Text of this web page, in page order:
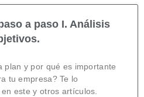
a paso I. Análisis
plan y por qué es importante
tu empresa? Te lo
este y otros artículos.